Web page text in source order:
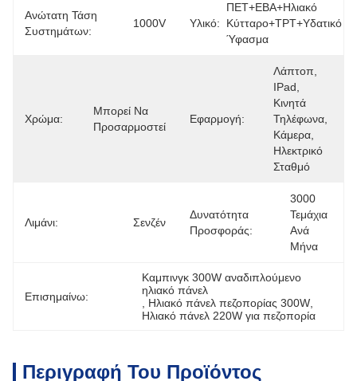
Ανώτατη Τάση
Συστημάτων:
1000V Υλικό:
ΠΕΤ+ΕΒΑ+Ηλιακό
Κύτταρο+ΤΡΤ+υδατικό
Ύφασμα
Χρώμα:
Μπορεί Να
Προσαρμοστεί
Εφαρμογή:
Λάπτοπ,
IPad,
Κινητά
Τηλέφωνα,
Κάμερα,
Ηλεκτρικό
Σταθμό
Λιμάνι: Σενζέν
Δυνατότητα
Προσφοράς:
3000
Τεμάχια
Ανά
Μήνα
Επισημαίνω:
Καμπινγκ 300W αναδιπλούμενο
ηλιακό πάνελ
Ηλιακό πάνελ πεζοπορίας 300W
Ηλιακό πάνελ 220W για πεζοπορία
Περιγραφή Του Προϊόντος